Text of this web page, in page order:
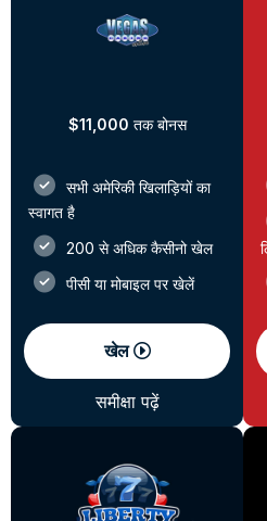
$11,000 तक बोनस
सभी अमेरिकी खिलाड़ियों का
स्वागत है
200 से अधिक कैसीनो खेल
पीसी या मोबाइल पर खेलें
खेल
समीक्षा पढ़ें